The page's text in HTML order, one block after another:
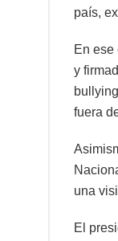
país,
En
y
fuera
una
El